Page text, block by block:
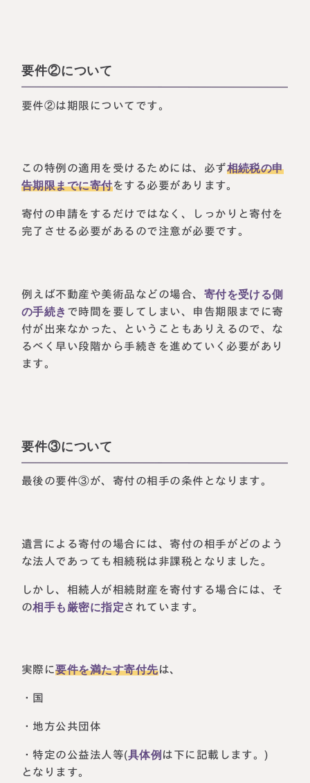
要件②について
要件②は期限についてです。
この特例の適用を受けるためには、必ず相続税の申
告期限までに寄付をする必要があります。
寄付の申請をするだけではなく、しっかりと寄付を
完了させる必要があるので注意が必要です。
例えば不動産や美術品などの場合、 寄付を受ける側
の手続き で時間を要してしまい、申告期限までに寄
付が出来なかった、ということもありえるので、な
るべく早い段階から手続きを進めていく必要があり
ます。
要件③について
最後の要件③が、寄付の相手の条件となります。
遺言による寄付の場合には、寄付の相手がどのよう
な法人であっても相続税は非課税となりました。
しかし、相続人が相続財産を寄付する場合には、そ
の相手も厳密に指定されています。
実際に要件を満たす寄付先は、
・国
・地方公共団体
・特定の公益法人等(具体例 は下に記載します。)
となります。